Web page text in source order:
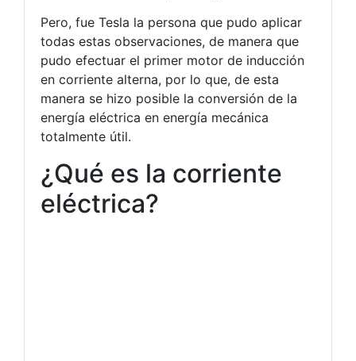
Pero, fue Tesla la persona que pudo aplicar
todas estas observaciones, de manera que
pudo efectuar el primer motor de inducción
en corriente alterna, por lo que, de esta
manera se hizo posible la conversión de la
energía eléctrica en energía mecánica
totalmente útil.
¿Qué es la corriente
eléctrica?